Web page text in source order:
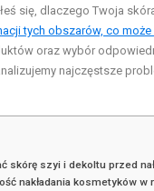
się, dlaczego Twoja
tych obszarów, co
oraz wybór
najczęstsze
skórę szyi i dekoltu przed
nakładania kosmetyków w